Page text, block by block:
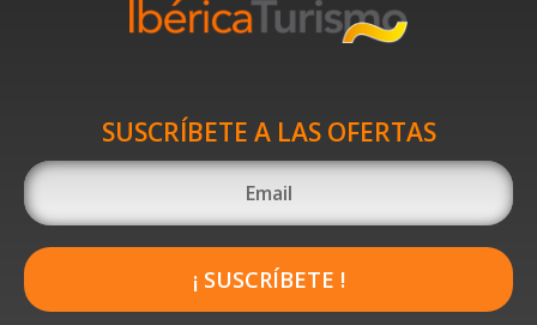
SUSCRÍBETE A LAS OFERTAS
¡ SUSCRÍBETE !